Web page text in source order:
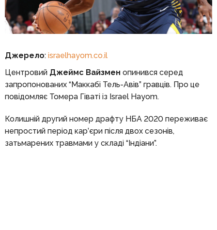
Джерело: israelhayom.co.il
ЦентровийДжеймс Вайзмен опинився серед
запропонованих “Маккабі Тель-Авів” гравців. Про це
повідомляє Томера Гіваті із Israel Hayom.
Колишній другий номер драфту НБА 2020 переживає
непростий період кар’єри після двох сезонів,
затьмарених травмами у складі “Індіани”.